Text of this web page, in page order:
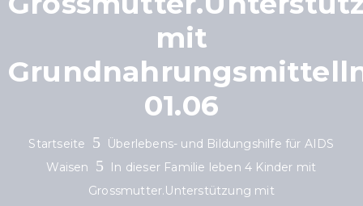
mit
01.06
Startseite
Überlebens- und Bildungshilfe für AIDS
Waisen
In dieser Familie leben 4 Kinder mit
Grossmutter.Unterstützung mit